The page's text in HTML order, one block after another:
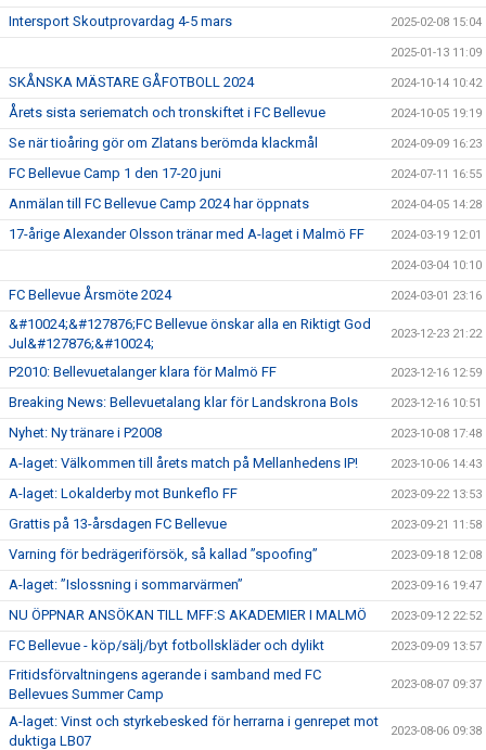
Intersport Skoutprovardag 4-5 mars 2025-02-08 15:04
2025-01-13 11:09
SKÅNSKA MÄSTARE GÅFOTBOLL 2024 2024-10-14 10:42
Årets sista seriematch och tronskiftet i FC Bellevue 2024-10-05 19:19
Se när tioåring gör om Zlatans berömda klackmål 2024-09-09 16:23
FC Bellevue Camp 1 den 17-20 juni 2024-07-11 16:55
Anmälan till FC Bellevue Camp 2024 har öppnats 2024-04-05 14:28
17-årige Alexander Olsson tränar med A-laget i Malmö FF 2024-03-19 12:01
2024-03-04 10:10
FC Bellevue Årsmöte 2024 2024-03-01 23:16
&#10024;&#127876;FC Bellevue önskar alla en Riktigt God
Jul&#127876;&#10024;
2023-12-23 21:22
P2010: Bellevuetalanger klara för Malmö FF 2023-12-16 12:59
Breaking News: Bellevuetalang klar för Landskrona BoIs 2023-12-16 10:51
Nyhet: Ny tränare i P2008 2023-10-08 17:48
A-laget: Välkommen till årets match på Mellanhedens IP! 2023-10-06 14:43
A-laget: Lokalderby mot Bunkeflo FF 2023-09-22 13:53
Grattis på 13-årsdagen FC Bellevue 2023-09-21 11:58
Varning för bedrägeriförsök, så kallad ”spoofing” 2023-09-18 12:08
A-laget: ”Islossning i sommarvärmen” 2023-09-16 19:47
NU ÖPPNAR ANSÖKAN TILL MFF:S AKADEMIER I MALMÖ 2023-09-12 22:52
FC Bellevue - köp/sälj/byt fotbollskläder och dylikt 2023-09-09 13:57
Fritidsförvaltningens agerande i samband med FC
Bellevues Summer Camp
2023-08-07 09:37
A-laget: Vinst och styrkebesked för herrarna i genrepet mot
duktiga LB07
2023-08-06 09:38